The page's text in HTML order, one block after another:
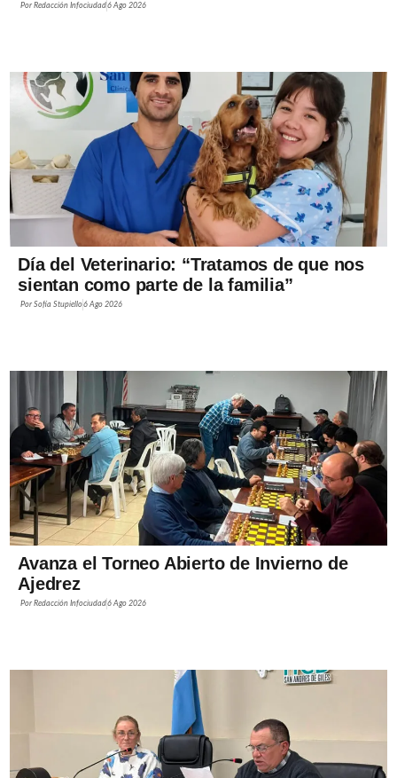
PorRedacción Infociudad6 Ago 2026
Día del Veterinario: “Tratamos de que nos
sientan como parte de la familia”
PorSofía Stupiello6 Ago 2026
Avanza el Torneo Abierto de Invierno de
Ajedrez
PorRedacción Infociudad6 Ago 2026